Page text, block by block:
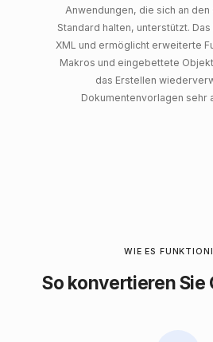
Anwendungen, die sich an
Standard halten, unterstützt.
XML und ermöglicht erweiterte
Makros und eingebettete
das Erstellen
Dokumentenvorlagen sehr
WIE ES
So konvertieren Sie